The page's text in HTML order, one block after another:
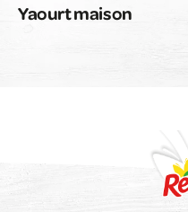
Yaourt maison